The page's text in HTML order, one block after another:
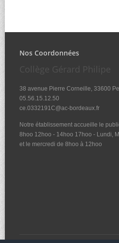
Nos Coordonnées
Collège Gérard Philipe
38 avenue Pierre Corneille, 33600
05.56.15.12.50
ce.0332191C@ac-bordeaux.fr
Notre établissement accueille le
8hoo 12hoo - 14hoo 17hoo - Lundi,
et le mercredi de 8hoo à 12hoo